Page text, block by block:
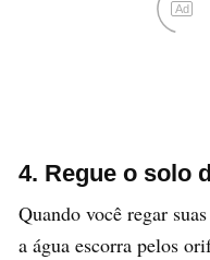
4. Regue o solo
Quando você regar
a água escorra pelos